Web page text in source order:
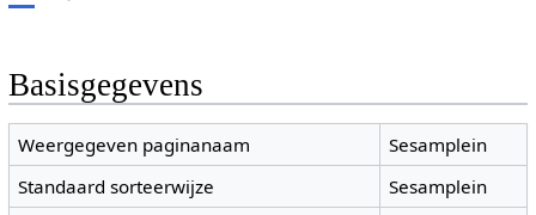
Basisgegevens
Weergegeven paginanaam
Sesamplein
Standaard sorteerwijze
Sesamplein